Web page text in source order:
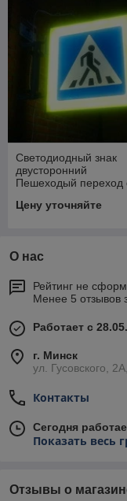
Светодиодный знак
двусторонний
Пешеходый переход
900мм, пленка тип В
Цену уточняйте
О нас
Рейтинг не
Менее 5 отзывов
Работает с
г. Минск
ул. Гусовского,
Контакты
Сегодня
Показать весь
Отзывы о